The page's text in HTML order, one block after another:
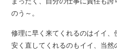
のう～。
修理に早く来てくれるのはイイ、
安く直してくれるのもイイ、当然